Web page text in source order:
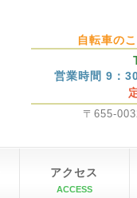
自転車の
営業時間 9：
〒655-
アクセス
ACCESS